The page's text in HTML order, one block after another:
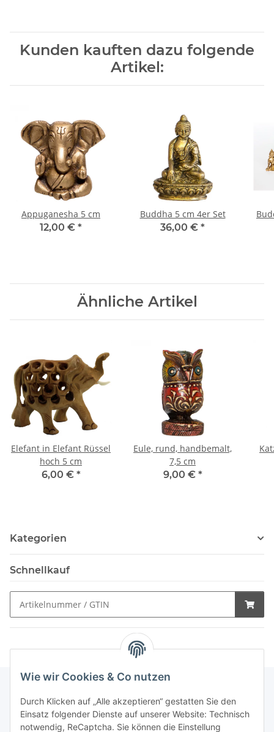
Wie wir Cookies & Co nutzen
Durch Klicken auf „Alle akzeptieren“ gestatten Sie den
Einsatz folgender Dienste auf unserer Website: Technisch
notwendig, ReCaptcha. Sie können die Einstellung
Kunden kauften dazu folgende
Artikel:
Appuganesha 5 cm
12,00 € *
Buddha 5 cm 4er Set
36,00 € *
Ähnliche Artikel
Elefant in Elefant Rüssel
hoch 5 cm
6,00 € *
Eule, rund, handbemalt,
7,5 cm
9,00 € *
Kategorien
Schnellkauf
Schnellkauf